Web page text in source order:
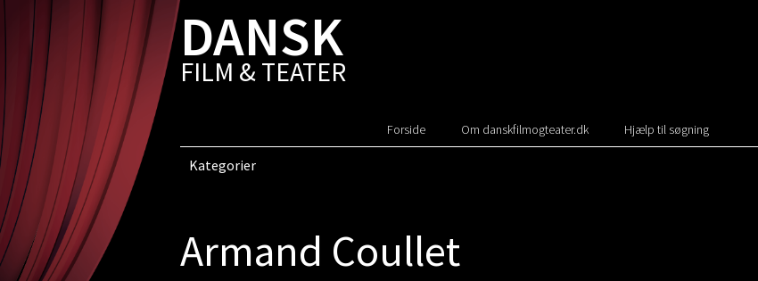
DANSK
FILM & TEATER
Forside Om danskfilmogteater.dk Hjælp til søgning
Kategorier
Armand Coullet